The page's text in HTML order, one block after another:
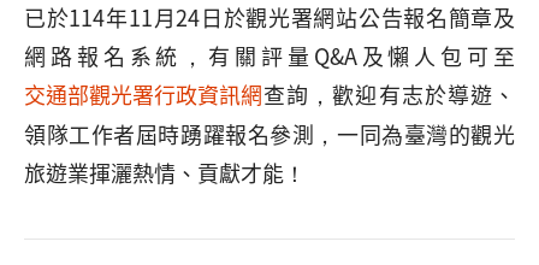
已於114年11月24日於觀光署網站公告報名簡章及
網路報名系統，有關評量Q&A及懶人包可至
交通部觀光署行政資訊網查詢，歡迎有志於導遊、
領隊工作者屆時踴躍報名參測，一同為臺灣的觀光
旅遊業揮灑熱情、貢獻才能！